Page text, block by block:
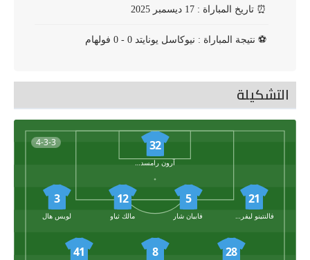
⏰ تاريخ المباراة : 17 ديسمبر 2025
⚽ نتيجة المباراة : نيوكاسل يونايتد 0 - 0 فولهام
التشكيلة
4-3-3 32
آرون رامسديل
21
فالنتينو ليفرامينتو
5
فابيان شار
12
مالك ثياو
3
لويس هال
28
8
41